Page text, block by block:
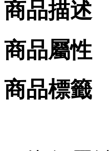
商品描述
商品屬性
商品標籤